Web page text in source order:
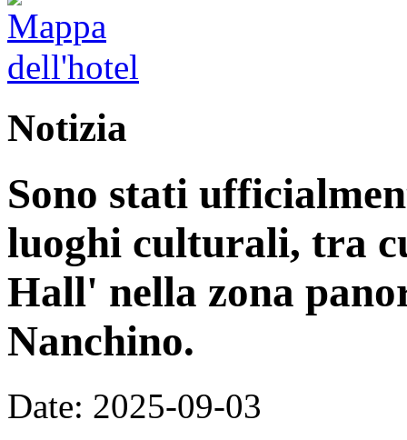
Notizia
Sono stati
luoghi culturali, tra
Hall' nella zona
Nanchino.
Date: 2025-09-03